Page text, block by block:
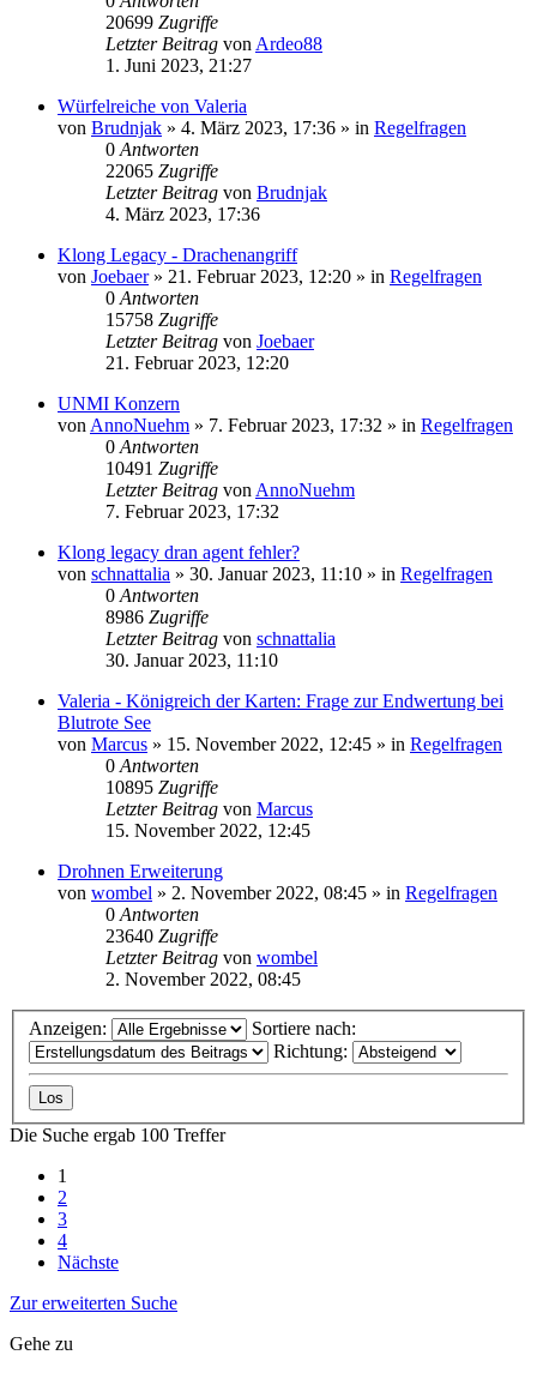
20699 Zugriffe
Letzter Beitrag von Ardeo88
1. Juni 2023, 21:27
Würfelreiche von Valeria
von Brudnjak » 4. März 2023, 17:36 » in Regelfragen
0 Antworten
22065 Zugriffe
Letzter Beitrag von Brudnjak
4. März 2023, 17:36
Klong Legacy - Drachenangriff
von Joebaer» 21. Februar 2023, 12:20 » in Regelfragen
0 Antworten
15758 Zugriffe
Letzter Beitrag von Joebaer
21. Februar 2023, 12:20
UNMI Konzern
von AnnoNuehm » 7. Februar 2023, 17:32 » in Regelfragen
0 Antworten
10491 Zugriffe
Letzter Beitrag von AnnoNuehm
7. Februar 2023, 17:32
Klong legacy dran agent fehler?
von schnattalia » 30. Januar 2023, 11:10 » in Regelfragen
0 Antworten
8986 Zugriffe
Letzter Beitrag von schnattalia
30. Januar 2023, 11:10
Valeria - Königreich der Karten: Frage zur Endwertung bei
Blutrote See
von Marcus » 15. November 2022, 12:45 » in Regelfragen
0 Antworten
10895 Zugriffe
Letzter Beitrag von Marcus
15. November 2022, 12:45
Drohnen Erweiterung
von wombel » 2. November 2022, 08:45 » in Regelfragen
0 Antworten
23640 Zugriffe
Letzter Beitrag von wombel
2. November 2022, 08:45
Anzeigen:
Sortiere nach:
Richtung:
Die Suche ergab 100 Treffer
1
2
3
4
Nächste
Zur erweiterten Suche
Gehe zu